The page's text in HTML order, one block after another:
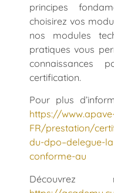
principes
choisirez vos
nos modules
pratiques vous
certification.
Pour plus
https://
FR/prestation/
du-dpo–delegue-
conforme-au